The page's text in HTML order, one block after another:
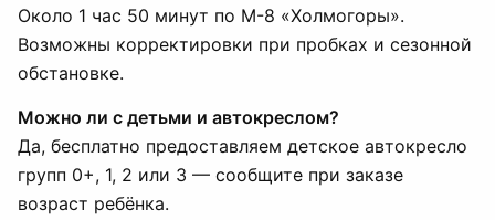
Около 1 час 50 минут по М-8 «Холмогоры».
Возможны корректировки при пробках и сезонной
обстановке.
Можно ли с детьми и автокреслом?
Да, бесплатно предоставляем детское автокресло
групп 0+, 1, 2 или 3 — сообщите при заказе
возраст ребёнка.